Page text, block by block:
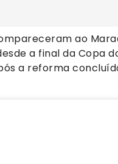
ao
a final da Copa
a reforma